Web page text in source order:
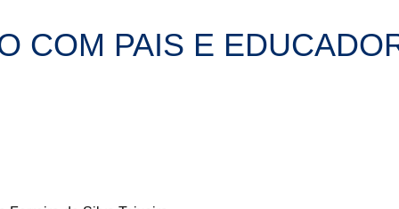
COM PAIS E